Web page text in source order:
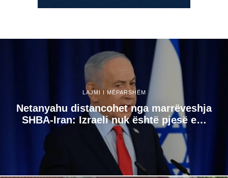
LAJMI I MËPARSHËM
Netanyahu distancohet nga marrëveshja
SHBA-Iran: Izraeli nuk është pjesë e…